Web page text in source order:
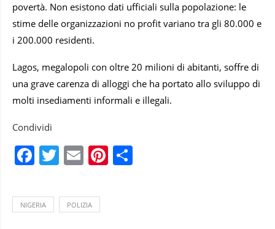
povertà. Non esistono dati ufficiali sulla popolazione: le
stime delle organizzazioni no profit variano tra gli 80.000 e
i 200.000 residenti.
Lagos, megalopoli con oltre 20 milioni di abitanti, soffre di
una grave carenza di alloggi che ha portato allo sviluppo di
molti insediamenti informali e illegali.
Condividi
Facebook
Twitter
EmailPinterest
NIGERIA POLIZIA